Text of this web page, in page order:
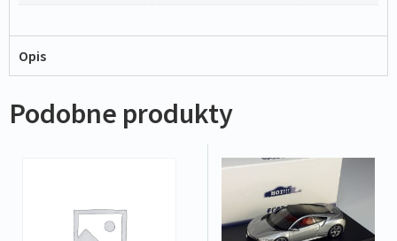
Opis
Podobne produkty